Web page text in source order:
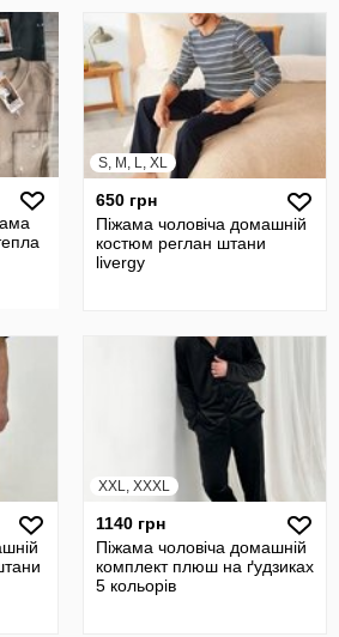
S, M, L, XL
650 грн
Піжама чоловіча домашній
костюм реглан штани
livergy
XXL, XXXL
1140 грн
Піжама чоловіча домашній
комплект плюш на ґудзиках
5 кольорів